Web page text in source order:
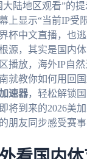
大陆地区观看”的
上显示“当前IP受
杯中文直播，也
源，其实是国内
播放，海外IP自
就教你如何用回国
速器，轻松解锁
将到来的2026美
朋友同步感受赛事